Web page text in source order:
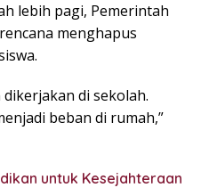
lebih pagi, Pemerintah
menghapus
di sekolah.
beban di rumah,”
untuk Kesejahteraan